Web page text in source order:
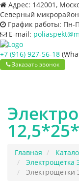
Адрес: 142001,
Северный
График работы: Пн-
E-mail:
+7 (916) 927-56-18
Заказать звонок
Главная
Электрощетка
Электрощетки